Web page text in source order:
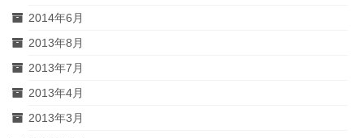
2014年6月
2013年8月
2013年7月
2013年4月
2013年3月